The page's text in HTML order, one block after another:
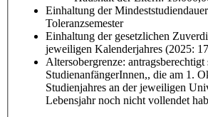
Einhaltung der
Toleranzsemester
Einhaltung der gesetzlichen
jeweiligen Kalenderjahres (2025:
Altersobergrenze: antragsberechtigt
StudienanfängerInnen,, die am 1.
Studienjahres an der jeweiligen
Lebensjahr noch nicht vollendet